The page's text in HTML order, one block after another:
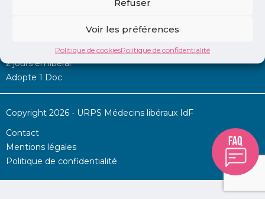
Voir les préférences
Politique de cookiesPolitique de confidentialité
Permanence d’aide à l’installation
2 jours en libéral
Adopte 1 Doc
Copyright 2026 - URPS Médecins libéraux IdF
Contact
Mentions légales
Politique de confidentialité